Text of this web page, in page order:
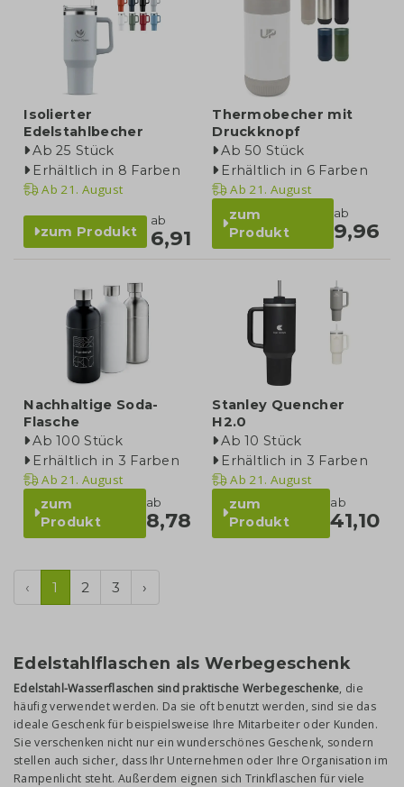
Isolierter
Edelstahlbecher
Ab 25 Stück
Erhältlich in 8 Farben
Ab 21. August
zum Produkt
ab
6,91
Thermobecher mit
Druckknopf
Ab 50 Stück
Erhältlich in 6 Farben
Ab 21. August
zum
Produkt
ab
9,96
Nachhaltige Soda-
Flasche
Ab 100 Stück
Erhältlich in 3 Farben
Ab 21. August
zum
Produkt
ab
8,78
Stanley Quencher
H2.0
Ab 10 Stück
Erhältlich in 3 Farben
Ab 21. August
zum
Produkt
ab
41,10
‹ 1 2 3 ›
Edelstahlflaschen als Werbegeschenk
Edelstahl-Wasserflaschen sind praktische Werbegeschenke, die
häufig verwendet werden. Da sie oft benutzt werden, sind sie das
ideale Geschenk für beispielsweise Ihre Mitarbeiter oder Kunden.
Sie verschenken nicht nur ein wunderschönes Geschenk, sondern
stellen auch sicher, dass Ihr Unternehmen oder Ihre Organisation im
Rampenlicht steht. Außerdem eignen sich Trinkflaschen für viele